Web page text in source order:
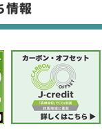
入力(製品名等)
選択条件をリセット
情報